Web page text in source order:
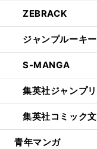
ZEBRACK
ジャンプルーキー
S-MANGA
集英社ジャンプ
集英社コミック
青年マンガ